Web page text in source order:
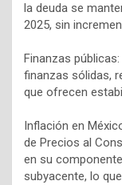
la deuda se
2025, sin
Finanzas
finanzas sólidas,
que ofrecen
Inflación en
de Precios al
en su
subyacente, lo